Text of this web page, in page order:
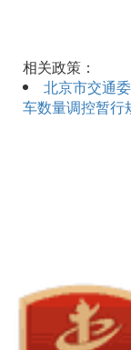
相关政策：
北京市交通
车数量调控暂行